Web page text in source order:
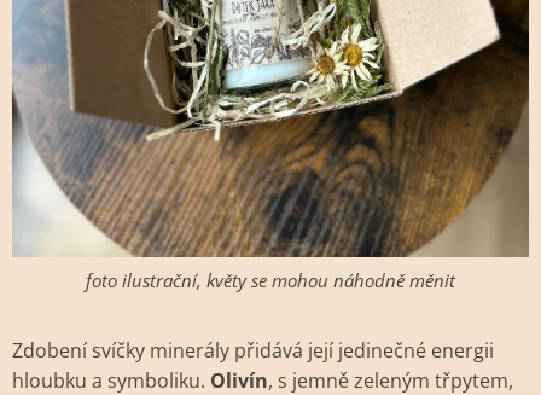
foto ilustrační, květy se mohou náhodně měnit
Zdobení svíčky minerály přidává její jedinečné energii
hloubku a symboliku. Olivín, s jemně zeleným třpytem,